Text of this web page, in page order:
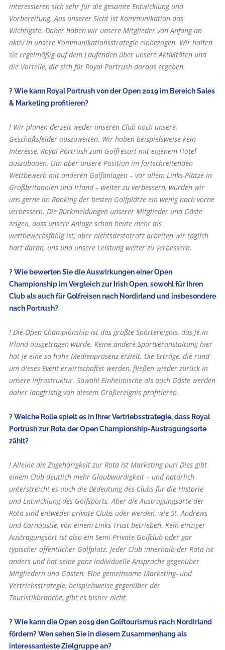
interessieren sich sehr für die gesamte Entwicklung und
Vorbereitung. Aus unserer Sicht ist Kommunikation das
Wichtigste. Daher haben wir unsere Mitglieder von Anfang an
aktiv in unsere Kommunikationsstrategie einbezogen. Wir halten
sie regelmäßig auf dem Laufenden über unsere Aktivitäten und
die Vorteile, die sich für Royal Portrush daraus ergeben.
? Wie kann Royal Portrush von der Open 2019 im Bereich Sales
& Marketing profitieren?
! Wir planen derzeit weder unseren Club noch unsere
Geschäftsfelder auszuweiten. Wir haben beispielsweise kein
Interesse, Royal Portrush zum Golfresort mit eigenem Hotel
auszubauen. Um aber unsere Position im fortschreitenden
Wettbewerb mit anderen Golfanlagen – vor allem Links-Plätze in
Großbritannien und Irland – weiter zu verbessern, würden wir
uns gerne im Ranking der besten Golfplätze ein wenig nach vorne
verbessern. Die Rückmeldungen unserer Mitglieder und Gäste
zeigen, dass unsere Anlage schon heute mehr als
wettbewerbsfähig ist, aber nichtsdestotrotz arbeiten wir täglich
hart daran, uns und unsere Leistung weiter zu verbessern.
? Wie bewerten Sie die Auswirkungen einer Open
Championship im Vergleich zur Irish Open, sowohl für Ihren
Club als auch für Golfreisen nach Nordirland und insbesondere
nach Portrush?
! Die Open Championship ist das größte Sportereignis, das je in
Irland ausgetragen wurde. Keine andere Sportveranstaltung hier
hat je eine so hohe Medienpräsenz erzielt. Die Erträge, die rund
um dieses Event erwirtschaftet werden, fließen wieder zurück in
unsere Infrastruktur. Sowohl Einheimische als auch Gäste werden
daher langfristig von diesem Großereignis profitieren.
? Welche Rolle spielt es in Ihrer Vertriebsstrategie, dass Royal
Portrush zur Rota der Open Championship-Austragungsorte
zählt?
! Alleine die Zugehörigkeit zur Rota ist Marketing pur! Dies gibt
einem Club deutlich mehr Glaubwürdigkeit – und natürlich
unterstreicht es auch die Bedeutung des Clubs für die Historie
und Entwicklung des Golfsports. Aber die Austragungsorte der
Rota sind entweder private Clubs oder werden, wie St. Andrews
und Carnoustie, von einem Links Trust betrieben. Kein einziger
Austragungsort ist also ein Semi-Private Golfclub oder gar
typischer öffentlicher Golfplatz. Jeder Club innerhalb der Rota ist
anders und hat seine ganz individuelle Ansprache gegenüber
Mitgliedern und Gästen. Eine gemeinsame Marketing- und
Vertriebsstrategie, beispielsweise gegenüber der
Touristikbranche, gibt es bisher nicht.
? Wie kann die Open 2019 den Golftourismus nach Nordirland
fördern? Wen sehen Sie in diesem Zusammenhang als
interessanteste Zielgruppe an?